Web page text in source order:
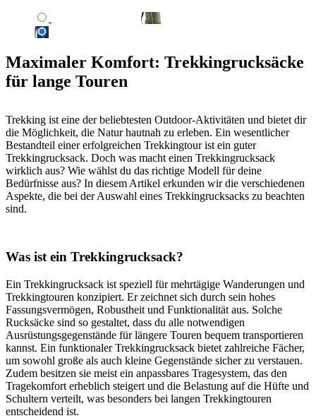
Maximaler Komfort: Trekkingrucksäcke
für lange Touren
Trekking ist eine der beliebtesten Outdoor-Aktivitäten und bietet dir
die Möglichkeit, die Natur hautnah zu erleben. Ein wesentlicher
Bestandteil einer erfolgreichen Trekkingtour ist ein guter
Trekkingrucksack. Doch was macht einen Trekkingrucksack
wirklich aus? Wie wählst du das richtige Modell für deine
Bedürfnisse aus? In diesem Artikel erkunden wir die verschiedenen
Aspekte, die bei der Auswahl eines Trekkingrucksacks zu beachten
sind.
Was ist ein Trekkingrucksack?
Ein Trekkingrucksack ist speziell für mehrtägige Wanderungen und
Trekkingtouren konzipiert. Er zeichnet sich durch sein hohes
Fassungsvermögen, Robustheit und Funktionalität aus. Solche
Rucksäcke sind so gestaltet, dass du alle notwendigen
Ausrüstungsgegenstände für längere Touren bequem transportieren
kannst. Ein funktionaler Trekkingrucksack bietet zahlreiche Fächer,
um sowohl große als auch kleine Gegenstände sicher zu verstauen.
Zudem besitzen sie meist ein anpassbares Tragesystem, das den
Tragekomfort erheblich steigert und die Belastung auf die Hüfte und
Schultern verteilt, was besonders bei langen Trekkingtouren
entscheidend ist.